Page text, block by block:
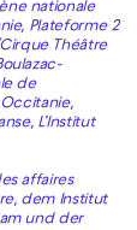
nationale
Plateforme 2
Cirque Théâtre
de
Occitanie,
L’Institut
affaires
dem Institut
und der